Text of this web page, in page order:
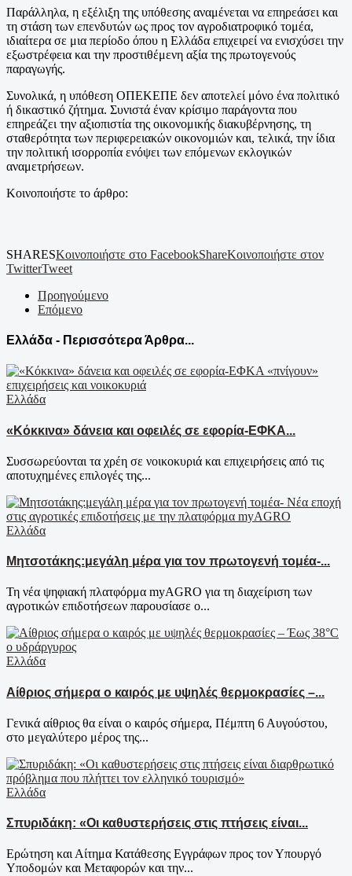
Παράλληλα, η εξέλιξη της υπόθεσης αναμένεται να επηρεάσει και
τη στάση των επενδυτών ως προς τον αγροδιατροφικό τομέα,
ιδιαίτερα σε μια περίοδο όπου η Ελλάδα επιχειρεί να ενισχύσει την
εξωστρέφεια και την προστιθέμενη αξία της πρωτογενούς
παραγωγής.
Συνολικά, η υπόθεση ΟΠΕΚΕΠΕ δεν αποτελεί μόνο ένα πολιτικό
ή δικαστικό ζήτημα. Συνιστά έναν κρίσιμο παράγοντα που
επηρεάζει την αξιοπιστία της οικονομικής διακυβέρνησης, τη
σταθερότητα των περιφερειακών οικονομιών και, τελικά, την ίδια
την πολιτική ισορροπία ενόψει των επόμενων εκλογικών
αναμετρήσεων.
Κοινοποιήστε το άρθρο:
SHARESΚοινοποιήστε στο FacebookShareΚοινοποιήστε στον
TwitterTweet
Προηγούμενο
Επόμενο
Ελλάδα - Περισσότερα Άρθρα...
Ελλάδα
«Κόκκινα» δάνεια και οφειλές σε εφορία-ΕΦΚΑ...
Συσσωρεύονται τα χρέη σε νοικοκυριά και επιχειρήσεις από τις
αποτυχημένες επιλογές της...
Ελλάδα
Μητσοτάκης:μεγάλη μέρα για τον πρωτογενή τομέα-...
Τη νέα ψηφιακή πλατφόρμα myAGRO για τη διαχείριση των
αγροτικών επιδοτήσεων παρουσίασε ο...
Ελλάδα
Αίθριος σήμερα ο καιρός με υψηλές θερμοκρασίες –...
Γενικά αίθριος θα είναι ο καιρός σήμερα, Πέμπτη 6 Αυγούστου,
στο μεγαλύτερο μέρος της...
Ελλάδα
Σπυριδάκη: «Οι καθυστερήσεις στις πτήσεις είναι...
Ερώτηση και Αίτημα Κατάθεσης Εγγράφων προς τον Υπουργό
Υποδομών και Μεταφορών και την...